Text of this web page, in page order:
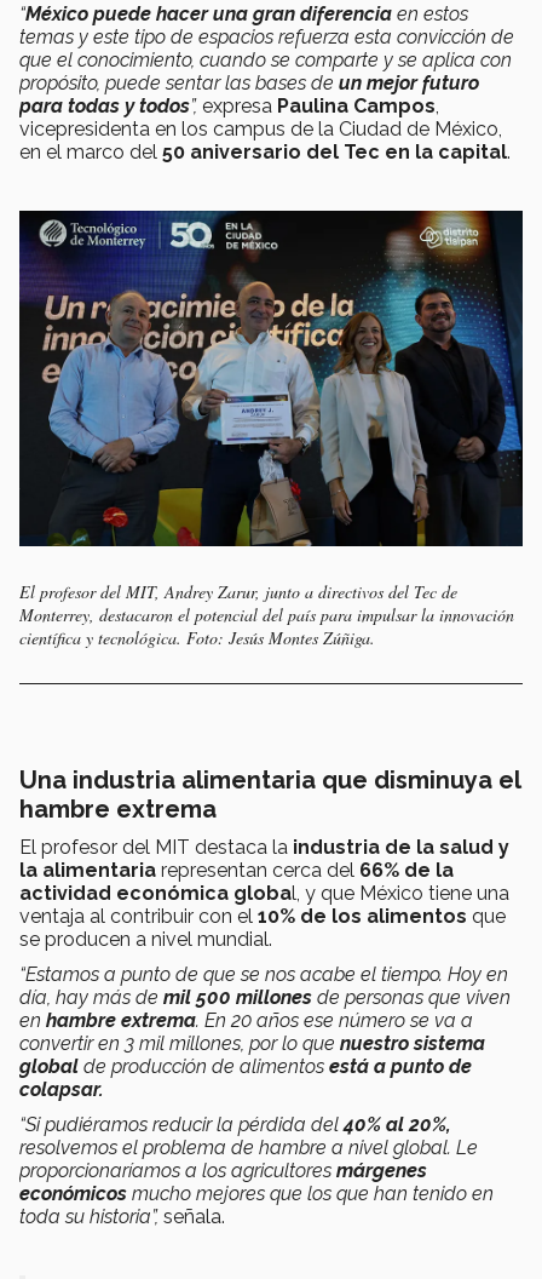
“México puede hacer una gran diferencia en estos
temas y este tipo de espacios refuerza esta convicción de
que el conocimiento, cuando se comparte y se aplica con
propósito, puede sentar las bases de un mejor futuro
para todas y todos”, expresa Paulina Campos
vicepresidenta en los campus de la Ciudad de México,
en el marco del 50 aniversario del Tec en la capital.
El profesor del MIT, Andrey Zarur, junto a directivos del Tec de
Monterrey, destacaron el potencial del país para impulsar la innovación
científica y tecnológica. Foto: Jesús Montes Zúñiga.
Una industria alimentaria que disminuya el
hambre extrema
El profesor del MIT destaca la industria de la salud y
la alimentaria representan cerca del 66% de la
actividad económica global, y que México tiene una
ventaja al contribuir con el 10% de los alimentos que
se producen a nivel mundial.
“Estamos a punto de que se nos acabe el tiempo. Hoy en
día, hay más de mil 500 millones de personas que viven
en hambre extrema. En 20 años ese número se va a
convertir en 3 mil millones, por lo que nuestro sistema
global de producción de alimentos está a punto de
colapsar.
“Si pudiéramos reducir la pérdida del40% al 20%,
resolvemos el problema de hambre a nivel global. Le
proporcionaríamos a los agricultores márgenes
económicos mucho mejores que los que han tenido en
toda su historia”, señala.